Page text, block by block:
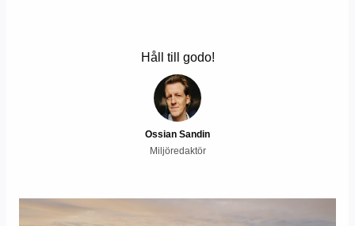
Håll till godo!
Ossian Sandin
Miljöredaktör